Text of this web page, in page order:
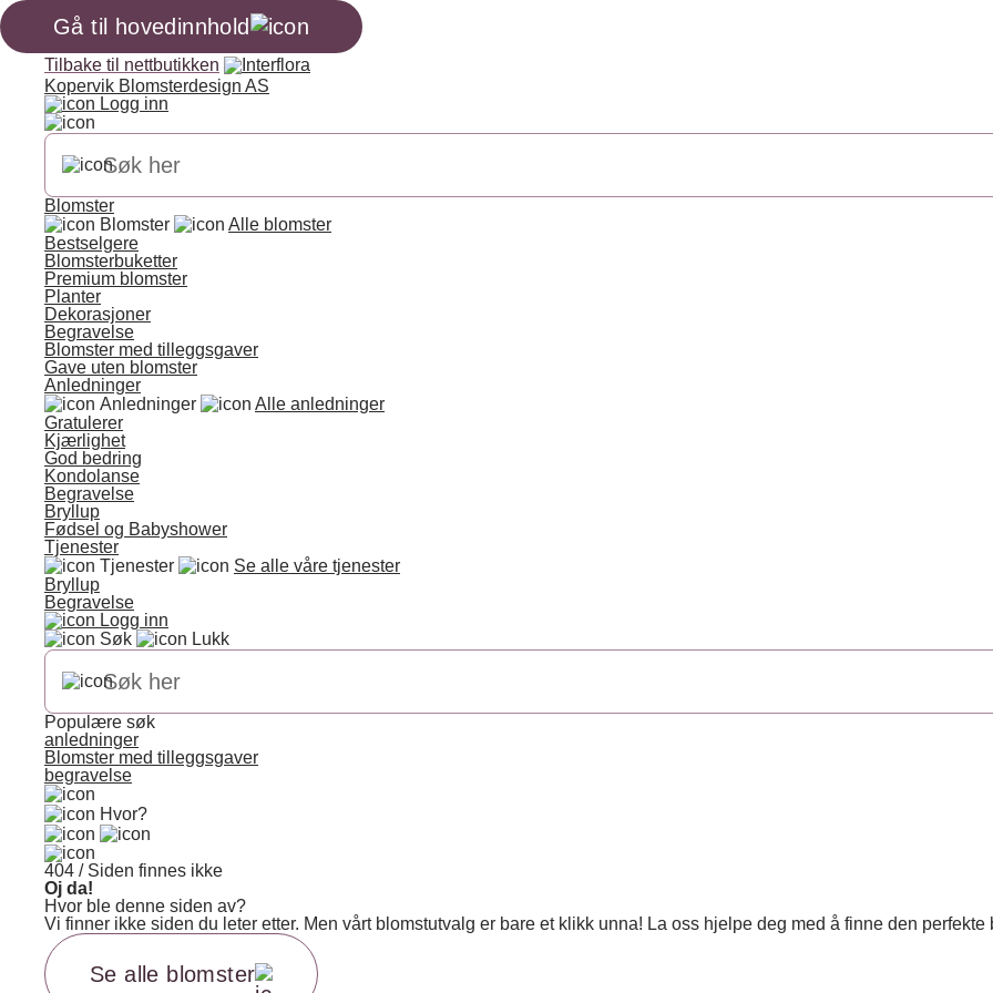
Gå til hovedinnhold
Tilbake til nettbutikken
Kopervik Blomsterdesign AS
Logg inn
Blomster
Blomster
Alle blomster
Bestselgere
Blomsterbuketter
Premium blomster
Planter
Dekorasjoner
Begravelse
Blomster med tilleggsgaver
Gave uten blomster
Anledninger
Anledninger
Alle anledninger
Gratulerer
Kjærlighet
God bedring
Kondolanse
Begravelse
Bryllup
Fødsel og Babyshower
Tjenester
Tjenester
Se alle våre tjenester
Bryllup
Begravelse
Logg inn
Søk
Lukk
Populære søk
anledninger
Blomster med tilleggsgaver
begravelse
Hvor?
404 / Siden finnes ikke
Oj da!
Hvor ble denne siden av?
Vi finner ikke siden du leter etter. Men vårt blomstutvalg er bare et klikk unna! La oss hjelpe deg med å finne den perfekte
Se alle blomster